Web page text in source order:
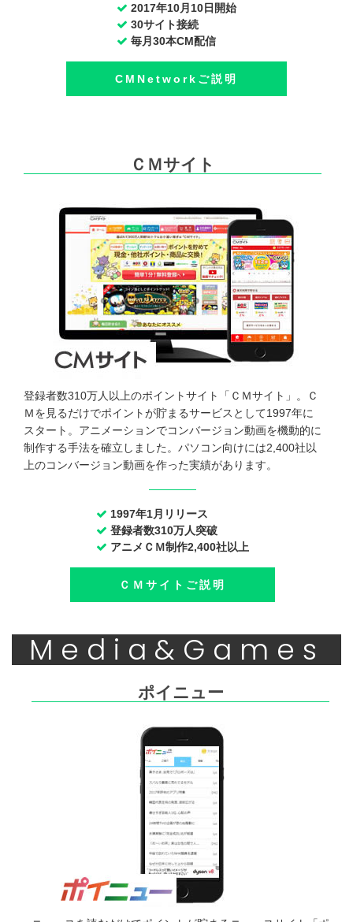
2017年10月10日開始
30サイト接続
毎月30本CM配信
CMNetworkご説明
ＣＭサイト
登録者数310万人以上のポイントサイト「ＣＭサイト」。Ｃ
Ｍを見るだけでポイントが貯まるサービスとして1997年に
スタート。アニメーションでコンバージョン動画を機動的に
制作する手法を確立しました。パソコン向けには2,400社以
上のコンバージョン動画を作った実績があります。
1997年1月リリース
登録者数310万人突破
アニメＣＭ制作2,400社以上
ＣＭサイトご説明
Media&Games
ポイニュー